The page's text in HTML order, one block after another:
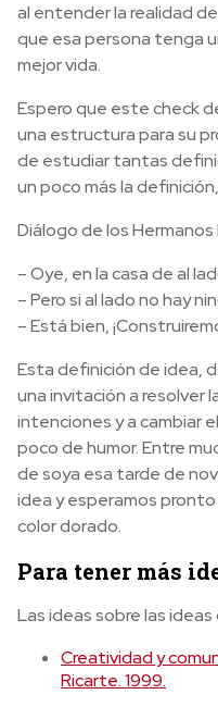
al entender la realidad
que esa persona tenga
mejor vida.
Espero que este check
una estructura para su
de estudiar tantas
un poco más la
Diálogo de los Hermanos
– Oye, en la casa de al
– Pero si al lado no hay
– Está bien,
Esta definición de idea,
una invitación a resolver
intenciones y a cambiar
poco de humor. Entre
de soya esa tarde de
idea y esperamos
color dorado.
Para tener más
Las ideas sobre las
Creatividad y
Ricarte. 1999.